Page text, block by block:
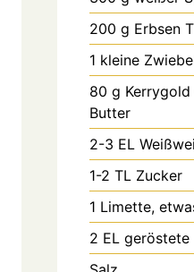
200 g Erbsen
1 kleine
80 g
Butter
2-3 EL
1-2 TL Zucker
1 Limette,
2 EL geröstete